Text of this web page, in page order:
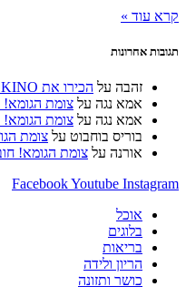
»
עלהכירו את ALOKINO – מרכז לטיפולי אסתטיקה
אמא נגהעלצומת הגומא! חובה
אמא נגהעלצומת הגומא! חובה
בוריס בוחבוטעלצומת הגומא!
אורנהעלצומת הגומא! חובה
FacebookYoutube
בלוגים
בריאות
הריון ולידה
כושר ותזונה